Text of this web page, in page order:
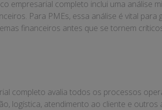
empresarial completo inclui uma análise
Para PMEs, essa análise é vital para
financeiros antes que se tornem
completo avalia todos os processos
logística, atendimento ao cliente e outros